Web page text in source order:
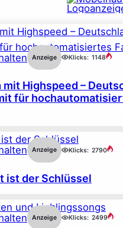
Anzeige Klicks: 1148
Highspeed –
für
Anzeige Klicks: 2790
ist der Schlüssel
Anzeige Klicks: 2499